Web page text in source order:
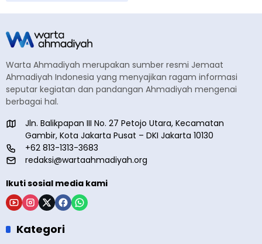
Warta Ahmadiyah merupakan sumber resmi Jemaat
Ahmadiyah Indonesia yang menyajikan ragam informasi
seputar kegiatan dan pandangan Ahmadiyah mengenai
berbagai hal.
Jln. Balikpapan III No. 27 Petojo Utara, Kecamatan
Gambir, Kota Jakarta Pusat – DKI Jakarta 10130
+62 813-1313-3683
redaksi@wartaahmadiyah.org
Ikuti sosial media kami
Kategori